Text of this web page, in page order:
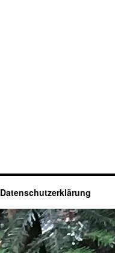
Datenschutzerklärung